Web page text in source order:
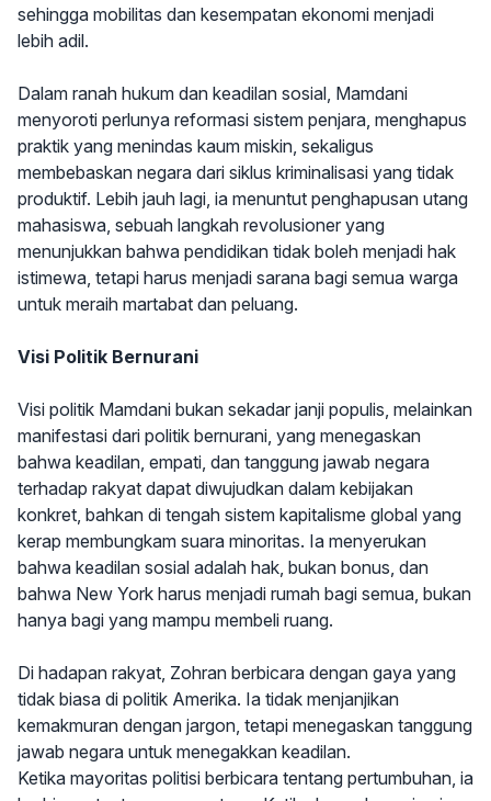
sehingga mobilitas dan kesempatan ekonomi menjadi
lebih adil.
Dalam ranah hukum dan keadilan sosial, Mamdani
menyoroti perlunya reformasi sistem penjara, menghapus
praktik yang menindas kaum miskin, sekaligus
membebaskan negara dari siklus kriminalisasi yang tidak
produktif. Lebih jauh lagi, ia menuntut penghapusan utang
mahasiswa, sebuah langkah revolusioner yang
menunjukkan bahwa pendidikan tidak boleh menjadi hak
istimewa, tetapi harus menjadi sarana bagi semua warga
untuk meraih martabat dan peluang.
Visi Politik Bernurani
Visi politik Mamdani bukan sekadar janji populis, melainkan
manifestasi dari politik bernurani, yang menegaskan
bahwa keadilan, empati, dan tanggung jawab negara
terhadap rakyat dapat diwujudkan dalam kebijakan
konkret, bahkan di tengah sistem kapitalisme global yang
kerap membungkam suara minoritas. Ia menyerukan
bahwa keadilan sosial adalah hak, bukan bonus, dan
bahwa New York harus menjadi rumah bagi semua, bukan
hanya bagi yang mampu membeli ruang.
Di hadapan rakyat, Zohran berbicara dengan gaya yang
tidak biasa di politik Amerika. Ia tidak menjanjikan
kemakmuran dengan jargon, tetapi menegaskan tanggung
jawab negara untuk menegakkan keadilan.
Ketika mayoritas politisi berbicara tentang pertumbuhan, ia